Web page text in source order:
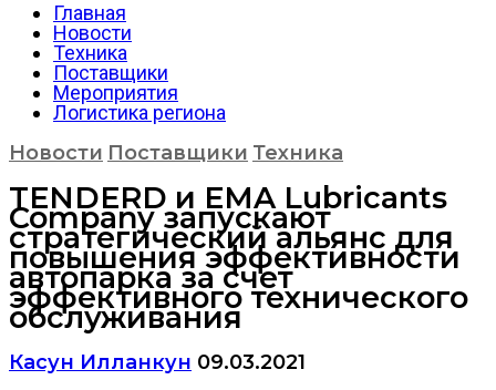
Главная
Новости
Техника
Поставщики
Мероприятия
Логистика региона
Новости Поставщики Техника
TENDERD и EMA Lubricants
Company запускают
стратегический альянс для
повышения эффективности
автопарка за счет
эффективного технического
обслуживания
Касун Илланкун 09.03.2021